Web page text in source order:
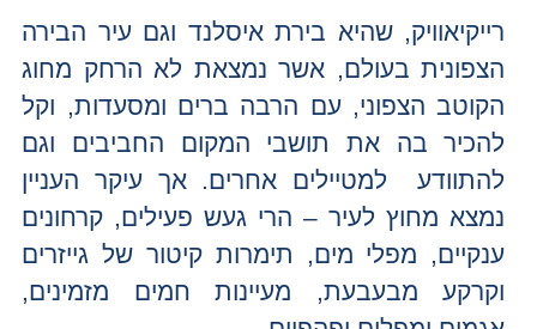
רייקיאוויק, שהיא בירת איסלנד וגם עיר הבירה
הצפונית בעולם, אשר נמצאת לא הרחק מחוג
הקוטב הצפוני, עם הרבה ברים ומסעדות, וקל
להכיר בה את תושבי המקום החביבים וגם
להתוודע למטיילים אחרים. אך עיקר העניין
נמצא מחוץ לעיר – הרי געש פעילים, קרחונים
ענקיים, מפלי מים, תימרות קיטור של גייזרים
וקרקע מבעבעת, מעיינות חמים מזמינים,